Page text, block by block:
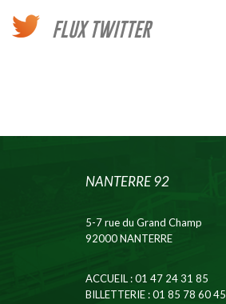
FLUX TWITTER
NANTERRE 92
5-7 rue du Grand Champ
92000 NANTERRE
ACCUEIL: 01 47 24 31 85
BILLETTERIE: 01 85 78 60 45